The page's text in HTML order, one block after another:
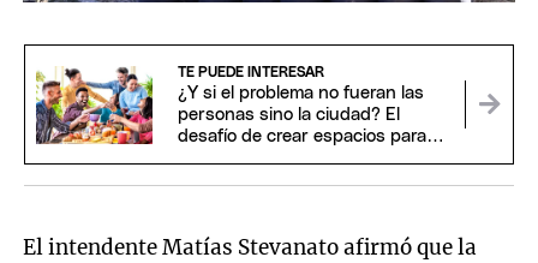
TE PUEDE INTERESAR
¿Y si el problema no fueran las
personas sino la ciudad? El
desafío de crear espacios para
El intendente Matías Stevanato afirmó que la